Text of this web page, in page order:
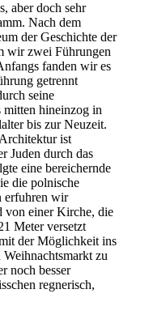
aber doch sehr
Nach dem
der Geschichte der
wir zwei Führungen
fanden wir es
getrennt
seine
mitten hineinzog in
bis zur Neuzeit.
ist
Juden durch das
eine bereichernde
die polnische
erfuhren wir
von einer Kirche, die
Meter versetzt
der Möglichkeit ins
zu
noch besser
regnerisch,